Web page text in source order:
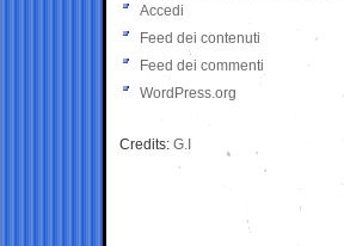
Accedi
Feed dei contenuti
Feed dei commenti
WordPress.org
Credits: G.I